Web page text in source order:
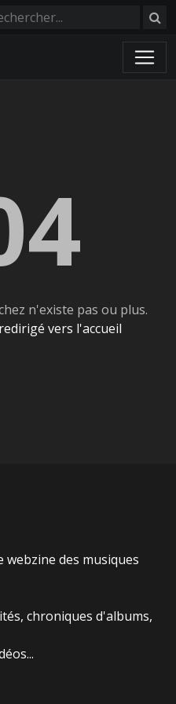
n'existe pas ou plus.
vers l'accueil
des musiques
chroniques d'albums,